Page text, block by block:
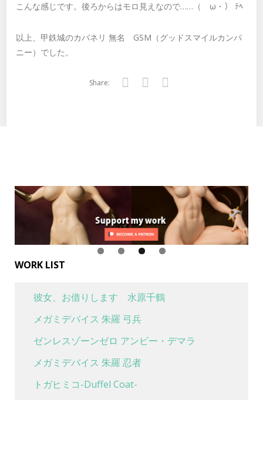
こんな感じです。後ろからはモロ見えなので……（ゝω・） ﾃﾍ
以上、甲鉄城のカバネリ 無名 GSM（グッドスマイルカンパ
ニー）でした。
Share:
WORK LIST
彼女、お借りします 水原千鶴
メガミデバイス 朱羅 弓兵
ゼンレスゾーンゼロ アンビー・デマラ
メガミデバイス 朱羅 忍者
トガヒミコ-Duffel Coat-